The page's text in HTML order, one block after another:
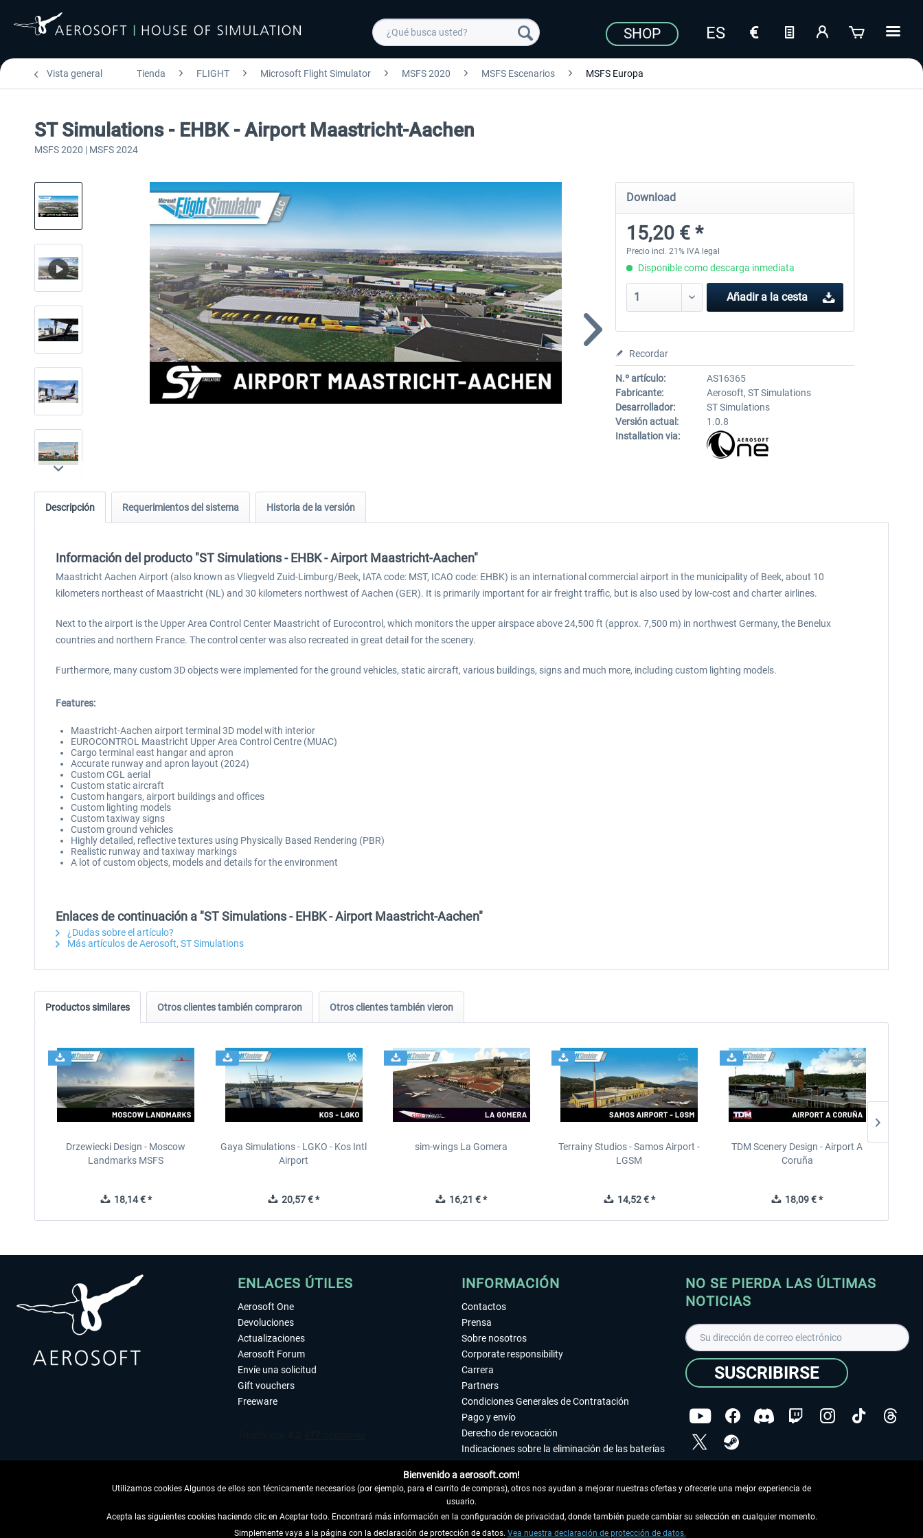
SHOP
Vista general Tienda FLIGHT Microsoft Flight Simulator MSFS 2020 MSFS Escenarios MSFS Europa
ST Simulations - EHBK - Airport Maastricht-Aachen
MSFS 2020 | MSFS 2024
Download
15,20 € *
Precio incl. 21% IVA legal
Disponible como descarga inmediata
Añadir a la cesta
Recordar
N.º artículo:
AS16365
Fabricante:
Aerosoft, ST Simulations
Desarrollador:
ST Simulations
Versión actual:
1.0.8
Installation via:
Descripción Requerimientos del sistema Historia de la versión
Información del producto "ST Simulations - EHBK - Airport Maastricht-Aachen"
Maastricht Aachen Airport (also known as Vliegveld Zuid-Limburg/Beek, IATA code: MST, ICAO code: EHBK) is an international commercial airport in the municipality of Beek, about 10
kilometers northeast of Maastricht (NL) and 30 kilometers northwest of Aachen (GER). It is primarily important for air freight traffic, but is also used by low-cost and charter airlines.
Next to the airport is the Upper Area Control Center Maastricht of Eurocontrol, which monitors the upper airspace above 24,500 ft (approx. 7,500 m) in northwest Germany, the Benelux
countries and northern France. The control center was also recreated in great detail for the scenery.
Furthermore, many custom 3D objects were implemented for the ground vehicles, static aircraft, various buildings, signs and much more, including custom lighting models.
Features:
Maastricht-Aachen airport terminal 3D model with interior
EUROCONTROL Maastricht Upper Area Control Centre (MUAC)
Cargo terminal east hangar and apron
Accurate runway and apron layout (2024)
Custom CGL aerial
Custom static aircraft
Custom hangars, airport buildings and offices
Custom lighting models
Custom taxiway signs
Custom ground vehicles
Highly detailed, reflective textures using Physically Based Rendering (PBR)
Realistic runway and taxiway markings
A lot of custom objects, models and details for the environment
Enlaces de continuación a "ST Simulations - EHBK - Airport Maastricht-Aachen"
¿Dudas sobre el artículo?
Más artículos de Aerosoft, ST Simulations
Productos similares Otros clientes también compraron Otros clientes también vieron
Drzewiecki Design - Moscow
Landmarks MSFS
18,14 € *
Gaya Simulations - LGKO - Kos Intl
Airport
20,57 € *
sim-wings La Gomera
16,21 € *
Terrainy Studios - Samos Airport -
LGSM
14,52 € *
TDM Scenery Design - Airport A
Coruña
18,09 € *
ENLACES ÚTILES
Aerosoft One
Devoluciones
Actualizaciones
Aerosoft Forum
Envíe una solicitud
Gift vouchers
Freeware
DESISTIR DEL CONTRATO
INFORMACIÓN
Contactos
Prensa
Sobre nosotros
Corporate responsibility
Carrera
Partners
Condiciones Generales de Contratación
Pago y envío
Derecho de revocación
Indicaciones sobre la eliminación de las baterías
Accesibilidad
Aviso legal
NO SE PIERDA LAS ÚLTIMAS
NOTICIAS
SUSCRIBIRSE
Copyright © Aerosoft GmbH - Todos los derechos
Bienvenido a aerosoft.com!
Utilizamos cookies Algunos de ellos son técnicamente necesarios (por ejemplo, para el carrito de compras), otros nos ayudan a mejorar nuestras ofertas y ofrecerle una mejor experiencia de
usuario.
Acepta las siguientes cookies haciendo clic en Aceptar todo. Encontrará más información en la configuración de privacidad, donde también puede cambiar su selección en cualquier momento.
Simplemente vaya a la página con la declaración de protección de datos. Vea nuestra declaración de protección de datos.